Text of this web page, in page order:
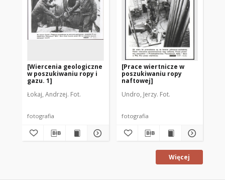
[Wiercenia geologiczne
w poszukiwaniu ropy i
gazu. 1]
Łokaj, Andrzej. Fot.
fotografia
[Prace wiertnicze w
poszukiwaniu ropy
naftowej]
Undro, Jerzy. Fot.
fotografia
Więcej